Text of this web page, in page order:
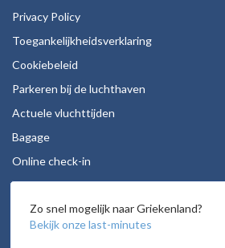
Privacy Policy
Toegankelijkheidsverklaring
Cookiebeleid
Parkeren bij de luchthaven
Actuele vluchttijden
Bagage
Online check-in
Stoelreservering
Autohuur
Vacatures
Zo snel mogelijk naar Griekenland?
Bekijk onze last-minutes